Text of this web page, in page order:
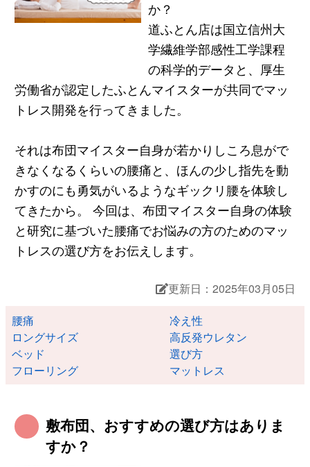
か？
道ふとん店は国立信州大
学繊維学部感性工学課程
の科学的データと、厚生
労働省が認定したふとんマイスターが共同でマッ
トレス開発を行ってきました。
それは布団マイスター自身が若かりしころ息がで
きなくなるくらいの腰痛と、ほんの少し指先を動
かすのにも勇気がいるようなギックリ腰を体験し
てきたから。 今回は、布団マイスター自身の体験
と研究に基づいた腰痛でお悩みの方のためのマッ
トレスの選び方をお伝えします。
更新日：2025年03月05日
腰痛
冷え性
ロングサイズ
高反発ウレタン
ベッド
選び方
フローリング
マットレス
敷布団、おすすめの選び方はありま
すか？